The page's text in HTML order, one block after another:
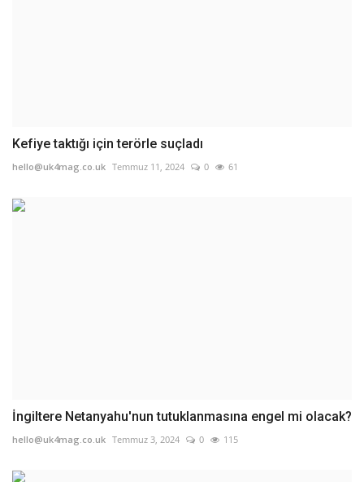
Kefiye taktığı için terörle suçladı
hello@uk4mag.co.uk Temmuz 11, 2024 0 61
İngiltere Netanyahu'nun tutuklanmasına engel mi olacak?
hello@uk4mag.co.uk Temmuz 3, 2024 0 115